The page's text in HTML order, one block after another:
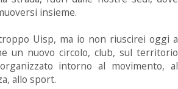
insieme.
Uisp, ma io non riuscirei oggi a
un nuovo circolo, club, sul territorio
intorno al movimento, al
allo sport.